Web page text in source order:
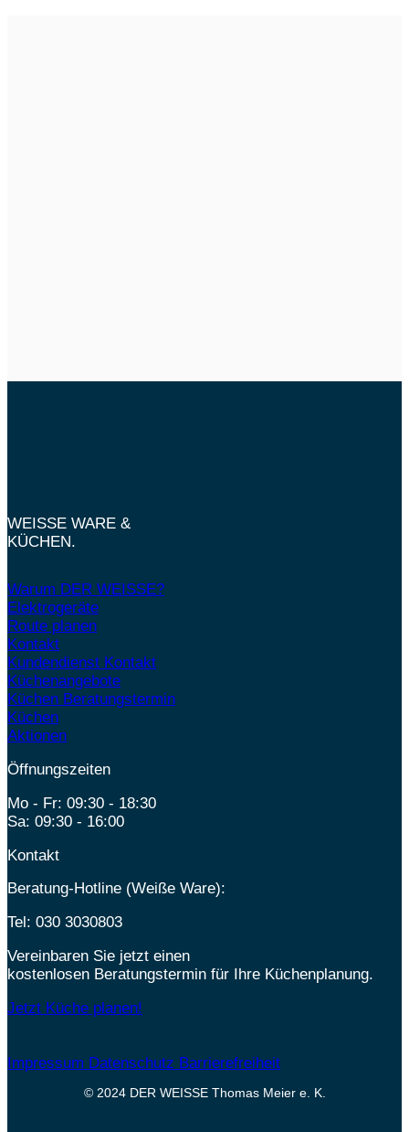
WEISSE WARE &
KÜCHEN.
Warum DER WEISSE?
Elektrogeräte
Route planen
Kontakt
Kundendienst Kontakt
Küchenangebote
Küchen Beratungstermin
Küchen
Aktionen
Öffnungszeiten
Mo - Fr: 09:30 - 18:30
Sa: 09:30 - 16:00
Kontakt
Beratung-Hotline (Weiße Ware):
Tel: 030 3030803
Vereinbaren Sie jetzt einen
kostenlosen Beratungstermin für Ihre Küchenplanung.
Jetzt Küche planen!
Impressum Datenschutz Barrierefreiheit
© 2024 DER WEISSE Thomas Meier e. K.